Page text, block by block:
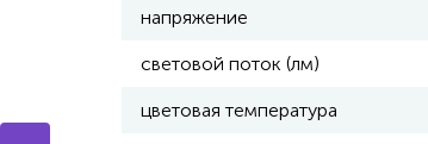
напряжение
световой поток (лм)
цветовая температура